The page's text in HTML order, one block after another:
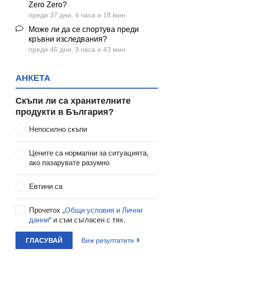
Zero Zero?
преди 37 дни, 4 часа и 18 мин.
Може ли да се спортува преди
кръвни изследвания?
преди 46 дни, 3 часа и 43 мин.
АНКЕТА
Скъпи ли са хранителните
продукти в България?
Непосилно скъпи
Цените са нормални за ситуацията,
ако пазарувате разумно
Евтини са
Прочетох „Общи условия и Лични
данни“ и съм съгласен с тях.
ГЛАСУВАЙ Виж резултатите